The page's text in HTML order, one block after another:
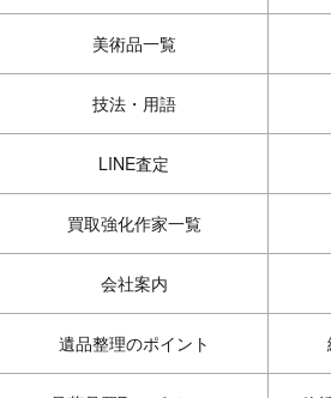
美術品一覧
技法・用語
LINE査定
買取強化作家一覧
会社案内
遺品整理のポイント